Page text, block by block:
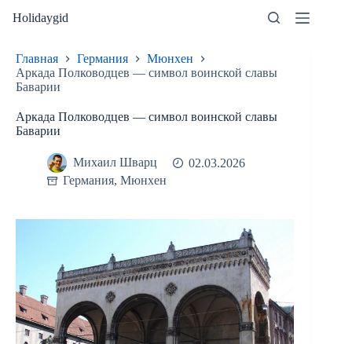
Holidaygid
Главная Германия
Мюнхен
Аркада Полководцев — символ воинской славы
Баварии
Аркада Полководцев — символ воинской славы
Баварии
Михаил Шварц
02.03.2026
Германия, Мюнхен